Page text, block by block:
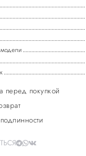
перед покупкой